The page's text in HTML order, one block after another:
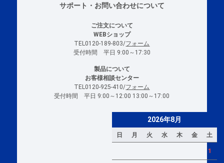
サポート・お問い合わせについて
ご注文について
WEBショップ
TEL0120-189-803/フォーム
受付時間 平日 9:00～17:30
製品について
お客様相談センター
TEL0120-925-410/フォーム
受付時間 平日 9:00～12:00 13:00～17:00
2026年8月
日 月 火 水 木 金 土
1